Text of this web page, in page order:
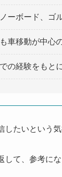
ーボード、ゴ
車移動が中心
の経験をもと
したいという
して、参考に